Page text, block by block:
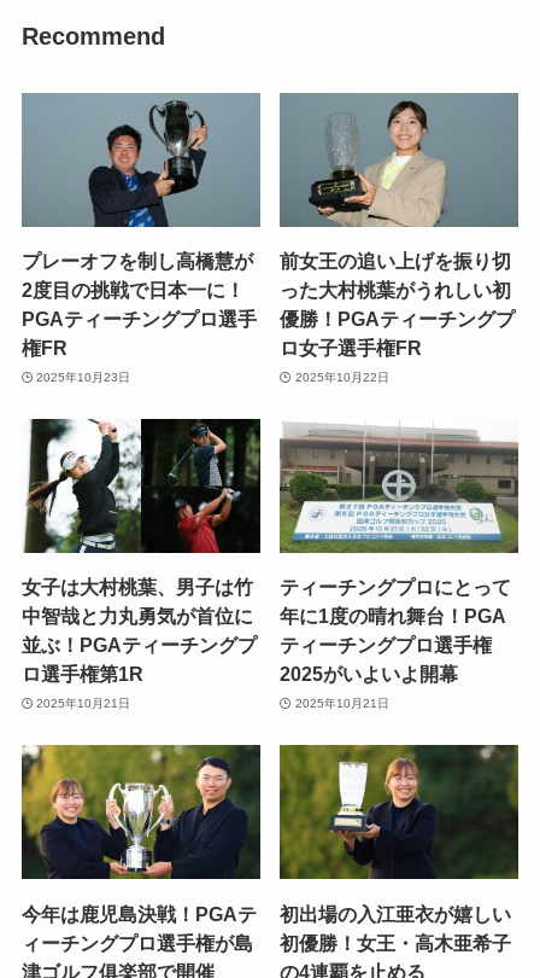
Recommend
プレーオフを制し高橋慧が
2度目の挑戦で日本一に！
PGAティーチングプロ選手
権FR
2025年10月23日
前女王の追い上げを振り切
った大村桃葉がうれしい初
優勝！PGAティーチングプ
ロ女子選手権FR
2025年10月22日
女子は大村桃葉、男子は竹
中智哉と力丸勇気が首位に
並ぶ！PGAティーチングプ
ロ選手権第1R
2025年10月21日
ティーチングプロにとって
年に1度の晴れ舞台！PGA
ティーチングプロ選手権
2025がいよいよ開幕
2025年10月21日
今年は鹿児島決戦！PGAテ
ィーチングプロ選手権が島
津ゴルフ俱楽部で開催
初出場の入江亜衣が嬉しい
初優勝！女王・高木亜希子
の4連覇を止める